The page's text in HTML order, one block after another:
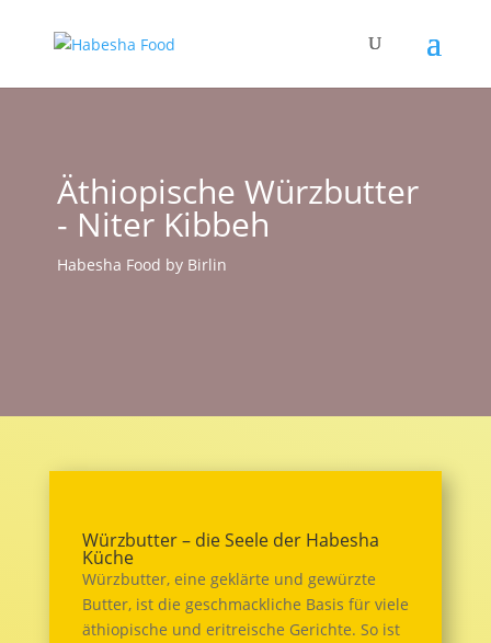
Äthiopische Würzbutter
- Niter Kibbeh
Habesha Food by Birlin
Würzbutter – die Seele der Habesha
Küche
Würzbutter, eine geklärte und gewürzte
Butter, ist die geschmackliche Basis für viele
äthiopische und eritreische Gerichte. So ist